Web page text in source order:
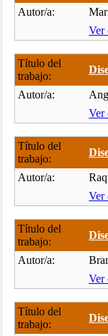
Autor/a:
Ver
Título del
trabajo:
Autor/a:
Ver
Título del
trabajo:
Autor/a:
Ver
Título del
trabajo:
Autor/a:
Ver
Título del
trabajo: